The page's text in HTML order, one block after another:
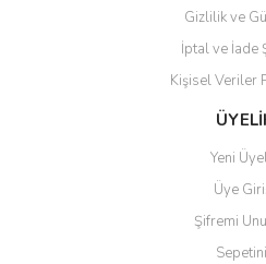
Gizlilik ve
İptal ve İade
Kişisel Veriler
Yeni
Üye
Şifremi